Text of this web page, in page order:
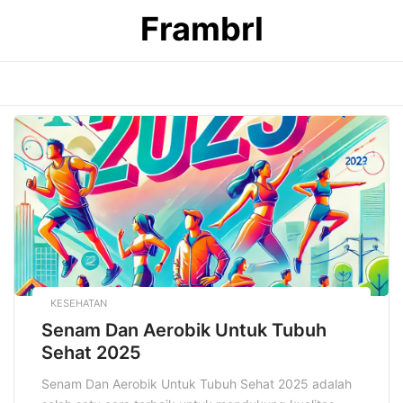
Frambrl
KESEHATAN
Senam Dan Aerobik Untuk Tubuh
Sehat 2025
Senam Dan Aerobik Untuk Tubuh Sehat 2025 adalah